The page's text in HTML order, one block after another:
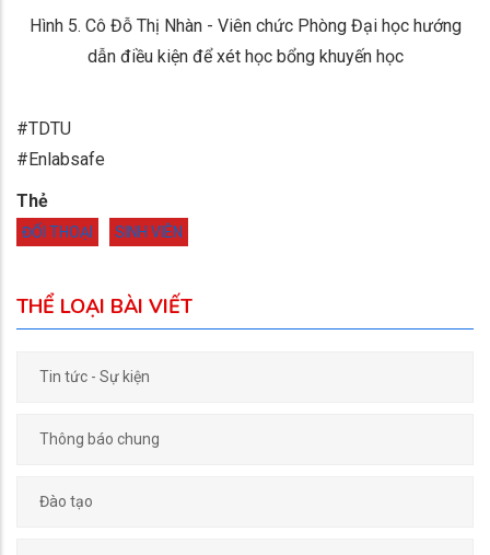
Hình 5. Cô Đỗ Thị Nhàn - Viên chức Phòng Đại học hướng
dẫn điều kiện để xét học bổng khuyến học
#TDTU
#Enlabsafe
Thẻ
ĐỐI THOẠI SINH VIÊN
THỂ LOẠI BÀI VIẾT
Tin tức - Sự kiện
Thông báo chung
Đào tạo